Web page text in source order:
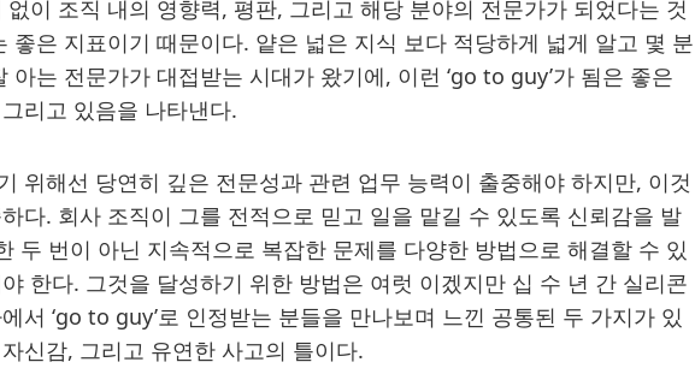
없이 조직 내의 영향력, 평판, 그리고 해당 분야의 전문가가 되었다는 것
좋은 지표이기 때문이다. 얕은 넓은 지식 보다 적당하게 넓게 알고 몇 분
아는 전문가가 대접받는 시대가 왔기에, 이런 ‘go to guy’가 됨은 좋은
리고 있음을 나타낸다.
위해선 당연히 깊은 전문성과 관련 업무 능력이 출중해야 하지만, 이것
다. 회사 조직이 그를 전적으로 믿고 일을 맡길 수 있도록 신뢰감을 발
두 번이 아닌 지속적으로 복잡한 문제를 다양한 방법으로 해결할 수 있
한다. 그것을 달성하기 위한 방법은 여럿 이겠지만 십 수 년 간 실리콘
서 ‘go to guy’로 인정받는 분들을 만나보며 느낀 공통된 두 가지가 있
신감, 그리고 유연한 사고의 틀이다.